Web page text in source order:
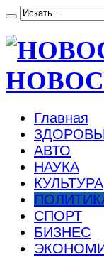
Главная
АВТО
НАУКА
КУЛЬТУРА
СПОРТ
БИЗНЕС